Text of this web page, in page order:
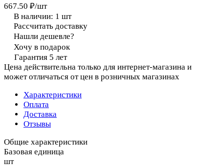
667.50 ₽/шт
В наличии: 1 шт
Рассчитать доставку
Нашли дешевле?
Хочу в подарок
Гарантия 5 лет
Цена действительна только для интернет-магазина и
может отличаться от цен в розничных магазинах
Характеристики
Оплата
Доставка
Отзывы
Общие характеристики
Базовая единица
шт